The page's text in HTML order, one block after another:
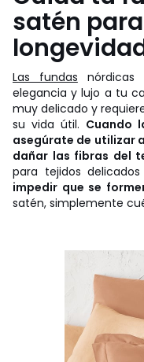
satén
Las fundas
elegancia y lujo a tu
muy delicado y
su vida útil. Cuando
asegúrate de utilizar
dañar las fibras del
para tejidos
impedir que se
satén, simplemente